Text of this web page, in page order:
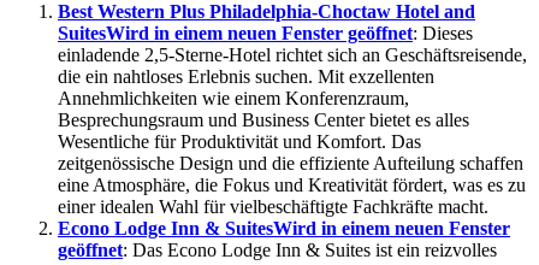
Best Western Plus Philadelphia-Choctaw Hotel and
SuitesWird in einem neuen Fenster geöffnet: Dieses
einladende 2,5-Sterne-Hotel richtet sich an Geschäftsreisende,
die ein nahtloses Erlebnis suchen. Mit exzellenten
Annehmlichkeiten wie einem Konferenzraum,
Besprechungsraum und Business Center bietet es alles
Wesentliche für Produktivität und Komfort. Das
zeitgenössische Design und die effiziente Aufteilung schaffen
eine Atmosphäre, die Fokus und Kreativität fördert, was es zu
einer idealen Wahl für vielbeschäftigte Fachkräfte macht.
Econo Lodge Inn & SuitesWird in einem neuen Fenster
geöffnet: Das Econo Lodge Inn & Suites ist ein reizvolles